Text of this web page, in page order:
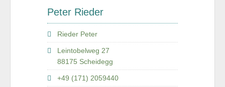
Peter Rieder
Rieder Peter
Leintobelweg 27
88175 Scheidegg
+49 (171) 2059440